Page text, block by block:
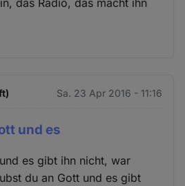
Sa. 23 Apr 2016 - 11:16
und es
es gibt ihn nicht, war
du an Gott und es gibt